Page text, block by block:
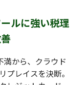
ルに強い税理
満から、クラウド
プレイスを決断。